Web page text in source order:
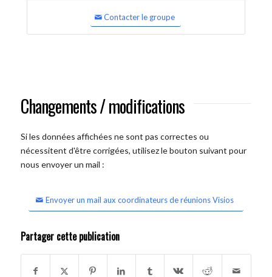
Contacter le groupe
Changements / modifications
Si les données affichées ne sont pas correctes ou
nécessitent d'être corrigées, utilisez le bouton suivant pour
nous envoyer un mail :
Envoyer un mail aux coordinateurs de réunions Visios
Partager cette publication